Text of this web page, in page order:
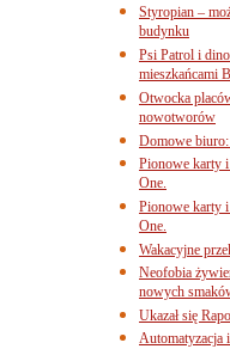
Styropian –
budynku
Psi Patrol i
mieszkańcami
Otwocka
nowotworów
Domowe biuro:
Pionowe karty
One.
Pionowe karty
One.
Wakacyjne
Neofobia
nowych
Ukazał się
Automatyzacja